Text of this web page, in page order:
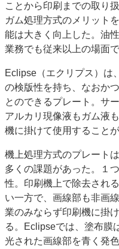
ことから印刷までの取り
ガム処理方式のメリット
能は大きく向上した。油
業務でも従来以上の場面
Eclipse（エクリプス）は
の検版性を持ち、なおか
とのできるプレート。サ
アルカリ現像液もガム液
機に掛けて使用することが
機上処理方式のプレート
多くの課題があった。１
性。印刷機上で除去され
い一方で、画線部も非画
業のみならず印刷機に掛
る。Eclipseでは、塗布膜
光された画線部を青く発